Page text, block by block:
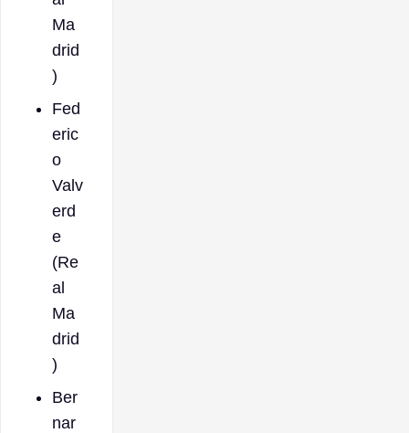
Ma
drid
)
Fed
eric
o
Valv
erd
e
(Re
al
Ma
drid
)
Ber
nar